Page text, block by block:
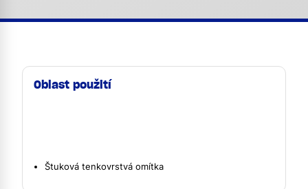
Oblast použití
Štuková tenkovrstvá omítka